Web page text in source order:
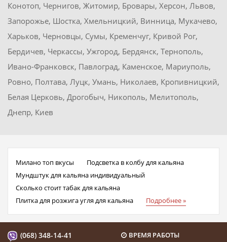
Конотоп, Чернигов, Житомир, Бровары, Херсон, Львов,
Запорожье, Шостка, Хмельницкий, Винница, Мукачево,
Харьков, Черновцы, Сумы, Кременчуг, Кривой Рог,
Бердичев, Черкассы, Ужгород, Бердянск, Тернополь,
Ивано-Франковск, Павлоград, Каменское, Мариуполь,
Ровно, Полтава, Луцк, Умань, Николаев, Кропивницкий,
Белая Церковь, Дрогобыч, Никополь, Мелитополь,
Днепр, Киев
Милано топ вкусы
Подсветка в колбу для кальяна
Мундштук для кальяна индивидуальный
Сколько стоит табак для кальяна
Плитка для розжига угля для кальяна
Подробнее »
(068) 348-14-41
ВРЕМЯ РАБОТЫ